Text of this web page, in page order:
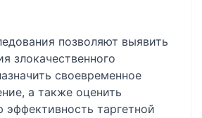
позволяют выявить
злокачественного
своевременное
а также оценить
эффективность таргетной